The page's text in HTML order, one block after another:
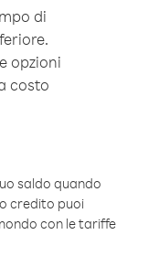
di
opzioni
costo
saldo quando
credito puoi
con le tariffe